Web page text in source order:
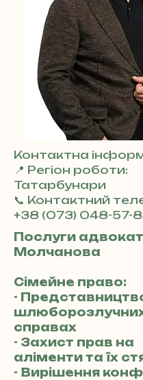
Контактна
📍 Регіон роботи:
Татарбунари
📞 Контактний
+38 (073) 048-57-
Послуги
Молчанова
Сімейне право:
-
справах
- Захист прав на
аліменти та їх
- Вирішення